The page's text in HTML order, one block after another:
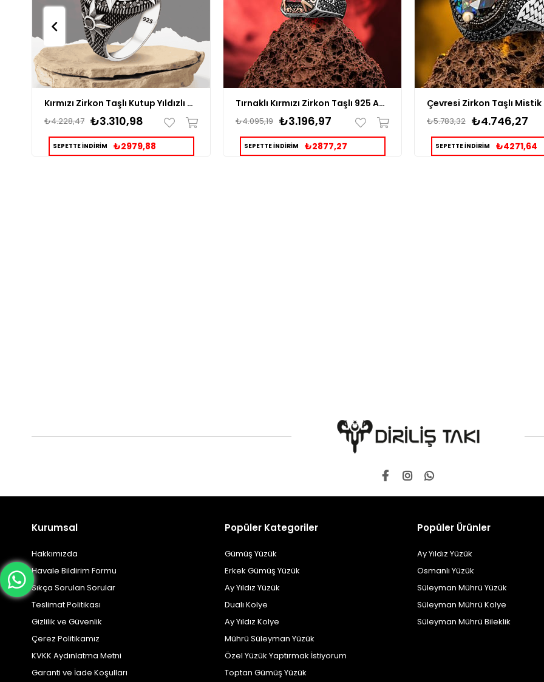
Kırmızı Zirkon Taşlı Kutup Yıldızlı Gümüş Yüzük
₺3.310,98
₺4.228,47
SEPETTE İNDİRİM ₺2979,88
Tırnaklı Kırmızı Zirkon Taşlı 925 Ayar Erkek Gümüş Yüzük
₺3.196,97
₺4.095,19
SEPETTE İNDİRİM ₺2877,27
₺4.746,27
₺5.783,32
SEPETTE İNDİRİM ₺4271,64
Kurumsal
Hakkımızda
Havale Bildirim Formu
Sıkça Sorulan Sorular
Teslimat Politikası
Gizlilik ve Güvenlik
Çerez Politikamız
KVKK Aydınlatma Metni
Garanti ve İade Koşulları
Popüler Kategoriler
Gümüş Yüzük
Erkek Gümüş Yüzük
Ay Yıldız Yüzük
Dualı Kolye
Ay Yıldız Kolye
Mührü Süleyman Yüzük
Özel Yüzük Yaptırmak İstiyorum
Toptan Gümüş Yüzük
Popüler Ürünler
Ay Yıldız Yüzük
Osmanlı Yüzük
Süleyman Mührü Yüzük
Süleyman Mührü Kolye
Süleyman Mührü Bileklik